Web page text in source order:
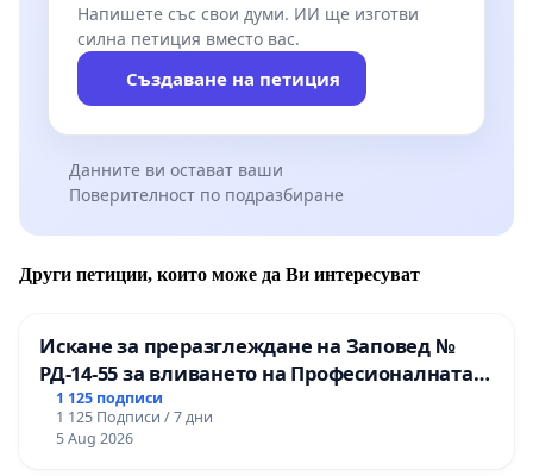
Напишете със свои думи. ИИ ще изготви
силна петиция вместо вас.
Създаване на петиция
Данните ви остават ваши
Поверителност по подразбиране
Други петиции, които може да Ви интересуват
Искане за преразглеждане на Заповед №
РД-14-55 за вливането на Професионалната
гимназия по промишлени технологии в
Професионалната гимназия по икономика и
мениджмънт – гр. Пазарджик
1 125 подписи
1 125 Подписи / 7 дни
5 Aug 2026